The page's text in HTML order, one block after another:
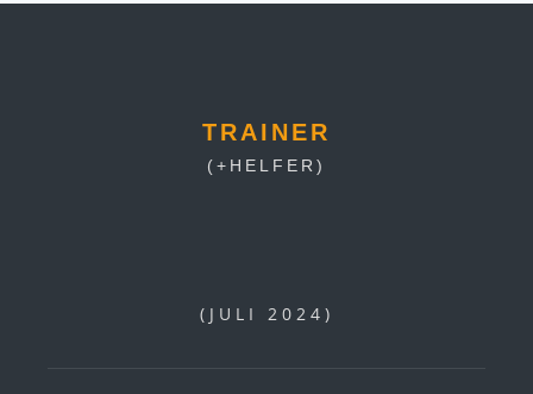
TRAINER
(+HELFER)
(JULI 2024)